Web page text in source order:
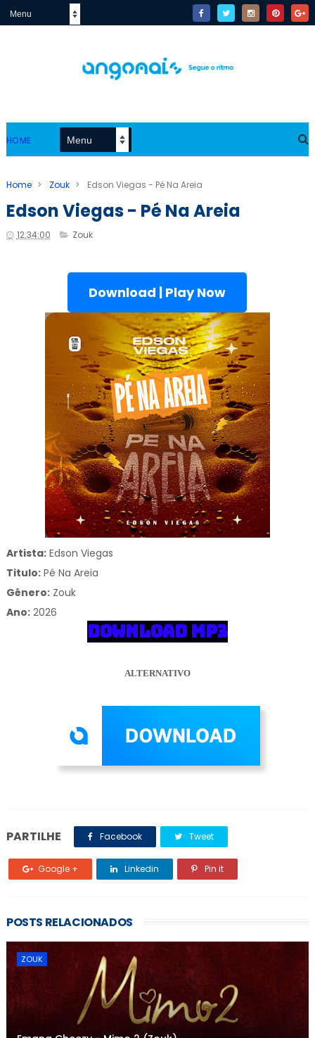
HOME
Home > Zouk > Edson Viegas - Pé Na Areia
Edson Viegas - Pé Na Areia
12:34:00 Zouk
Download | Play Now
Artista:Edson Viegas
Titulo:Pé Na Areia
Gênero: Zouk
Ano:2026
DOWNLOAD MP3
ALTERNATIVO
PARTILHE Facebook Tweet
Google + Linkedin Pin it
POSTS RELACIONADOS
ZOUK